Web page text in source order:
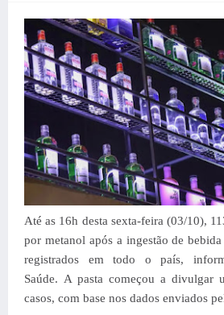
Até as 16h desta sexta-feira (03/10),
por metanol após a ingestão de
registrados em todo o país,
Saúde. A pasta começou a divulgar
casos, com base nos dados enviados